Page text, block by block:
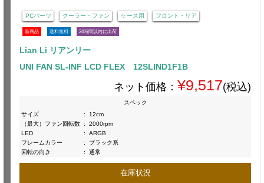
PCパーツ クーラー・ファン ケース用 フロント・リア
新商品 送料無料 24時間以内に出荷
Lian Li リアンリー
UNI FAN SL-INF LCD FLEX 12SLIND1F1B
ネット価格： ¥9,517(税込)
スペック
サイズ
:
12cm
（最大）ファン回転数 :
2000rpm
LED
:
ARGB
フレームカラー
:
ブラック系
回転の向き
: 通常
在庫状況